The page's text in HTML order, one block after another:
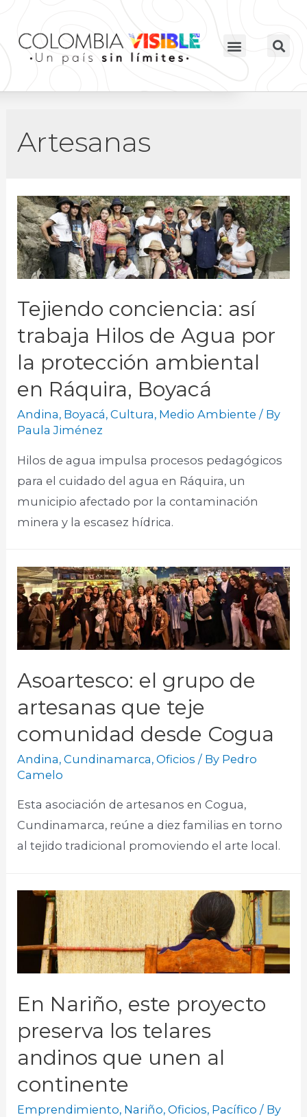
Artesanas
Tejiendo conciencia: así
trabaja Hilos de Agua por
la protección ambiental
en Ráquira, Boyacá
Andina, Boyacá,Cultura, Medio Ambiente / By
Paula Jiménez
Hilos de agua impulsa procesos pedagógicos
para el cuidado del agua en Ráquira, un
municipio afectado por la contaminación
minera y la escasez hídrica.​
Asoartesco: el grupo de
artesanas que teje
comunidad desde Cogua
Andina,Cundinamarca,Oficios / By Pedro
Camelo
Esta asociación de artesanos en Cogua,
Cundinamarca, reúne a diez familias en torno
al tejido tradicional promoviendo el arte local.
En Nariño, este proyecto
preserva los telares
andinos que unen al
continente
Emprendimiento, Nariño,Oficios, Pacífico / By